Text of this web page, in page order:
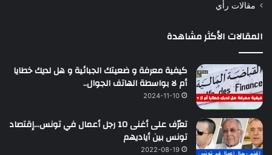
مقالات رأي
المقالات الأكثر مشاهدة
كيفية معرفة و ضعيتك الجبائية و هل لديك خطايا
أم لا بواسطة الهاتف الجوال..
2024-11-10
تعرّف على أغنى 10 رجل أعمال في تونس…إقتصاد
تونس بين أياديهم
2022-08-19